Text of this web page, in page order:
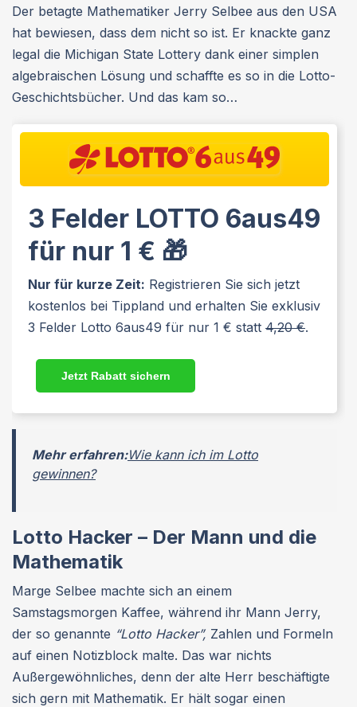
Der betagte Mathematiker Jerry Selbee aus den USA
hat bewiesen, dass dem nicht so ist. Er knackte ganz
legal die Michigan State Lottery dank einer simplen
algebraischen Lösung und schaffte es so in die Lotto-
Geschichtsbücher. Und das kam so…
3 Felder LOTTO 6aus49
für nur 1 € 🎁
Nur für kurze Zeit: Registrieren Sie sich jetzt
kostenlos bei Tippland und erhalten Sie exklusiv
3 Felder Lotto 6aus49 für nur 1 € statt 4,20 €.
Jetzt Rabatt sichern
Mehr erfahren:Wie kann ich im Lotto
gewinnen?
Lotto Hacker – Der Mann und die
Mathematik
Marge Selbee machte sich an einem
Samstagsmorgen Kaffee, während ihr Mann Jerry,
der so genannte “Lotto Hacker”, Zahlen und Formeln
auf einen Notizblock malte. Das war nichts
Außergewöhnliches, denn der alte Herr beschäftigte
sich gern mit Mathematik. Er hält sogar einen